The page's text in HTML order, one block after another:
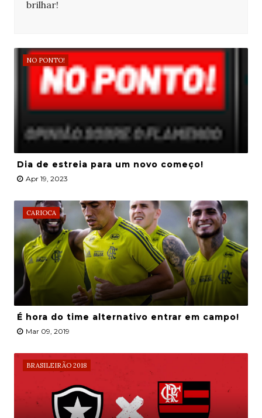
brilhar!
NO PONTO!
Dia de estreia para um novo começo!
Apr 19, 2023
CARIOCA
É hora do time alternativo entrar em campo!
Mar 09, 2019
BRASILEIRÃO 2018